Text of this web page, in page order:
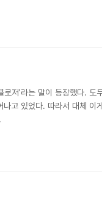
BlessGameData'],
저'라는 말이 등장했다. 도
고 있었다. 따라서 대체 이
어가서내용을 파악할 수 있
것이 JS라고 생각..